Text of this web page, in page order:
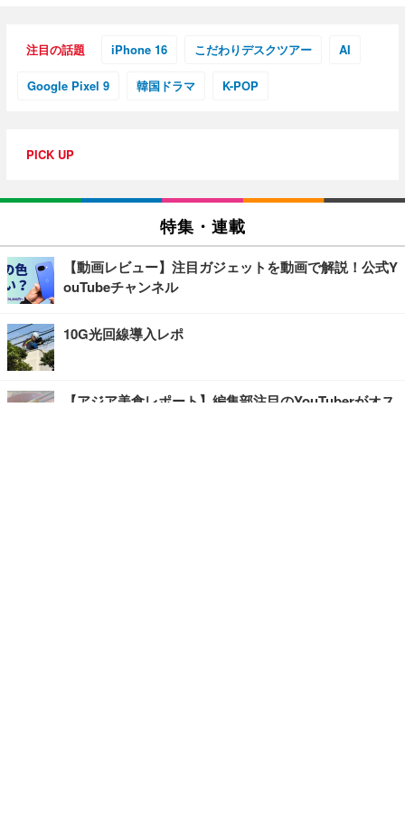
注目の話題 iPhone 16 こだわりデスクツアー AI
Google Pixel 9 韓国ドラマ K-POP
PICK UP
特集・連載
【動画レビュー】注目ガジェットを動画で解説！公式Y
ouTubeチャンネル
10G光回線導入レポ
【アジア美食レポート】編集部注目のYouTuberがオス